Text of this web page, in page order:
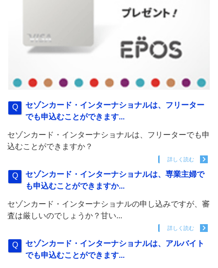
セゾンカード・インターナショナルは、フリーター
でも申込むことができます...
セゾンカード・インターナショナルは、フリーターでも申
込むことができますか？
詳しく読む
セゾンカード・インターナショナルは、専業主婦で
も申込むことができますか...
セゾンカード・インターナショナルの申し込みですが、審
査は厳しいのでしょうか？甘い...
詳しく読む
セゾンカード・インターナショナルは、アルバイト
でも申込むことができます...